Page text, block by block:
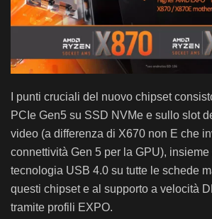
I punti cruciali del nuovo chipset
PCIe Gen5 su SSD NVMe e sullo slot
video (a differenza di X670 non E che
connettività Gen 5 per la GPU),
tecnologia USB 4.0 su tutte le schede
questi chipset e al supporto a velocità
tramite profili EXPO.